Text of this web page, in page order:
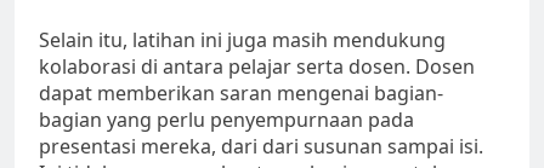
Selain itu, latihan ini juga masih mendukung
kolaborasi di antara pelajar serta dosen. Dosen
dapat memberikan saran mengenai bagian-
bagian yang perlu penyempurnaan pada
presentasi mereka, dari dari susunan sampai isi.